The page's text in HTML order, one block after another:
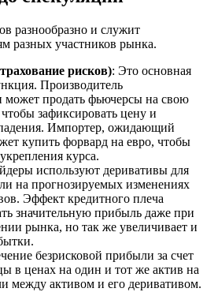
разнообразно и служит
разных участников рынка.
рисков): Это основная
Производитель
может продать фьючерсы на свою
зафиксировать цену и
Импортер, ожидающий
купить форвард на евро, чтобы
курса.
используют деривативы для
на прогнозируемых изменениях
Эффект кредитного плеча
значительную прибыль даже при
рынка, но так же увеличивает и
.
безрисковой прибыли за счет
в ценах на один и тот же актив на
между активом и его деривативом.